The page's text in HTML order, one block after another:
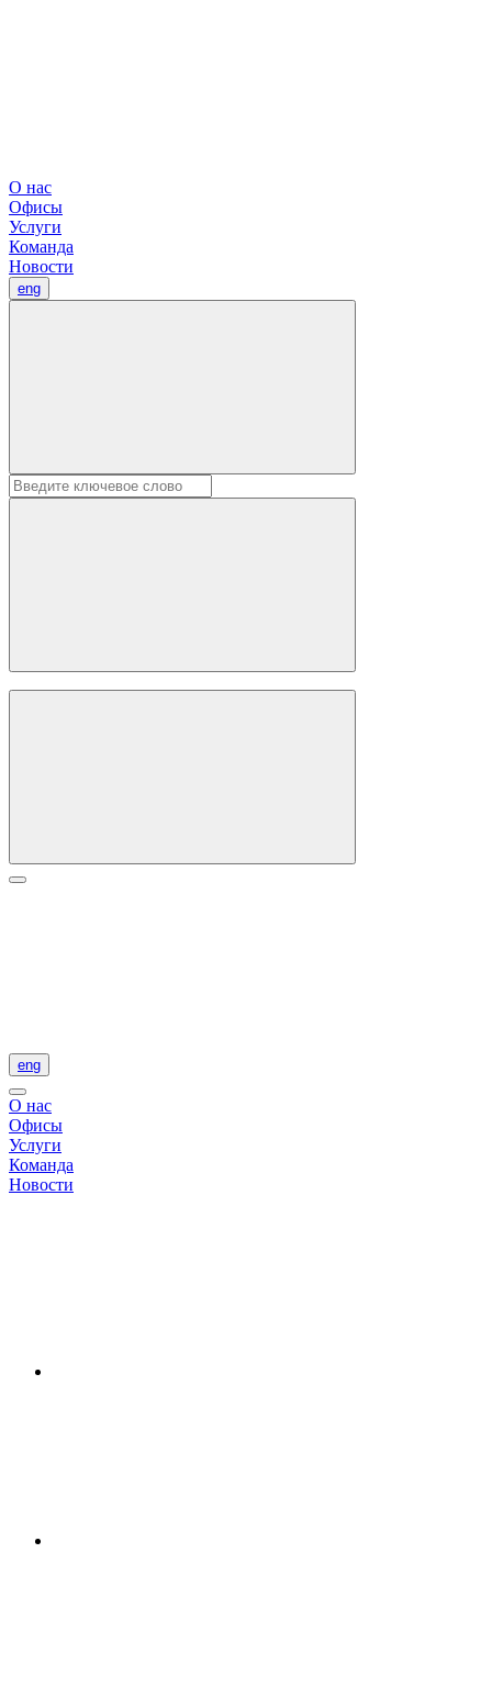
О нас
Офисы
Услуги
Команда
Новости
eng
eng
О нас
Офисы
Услуги
Команда
Новости